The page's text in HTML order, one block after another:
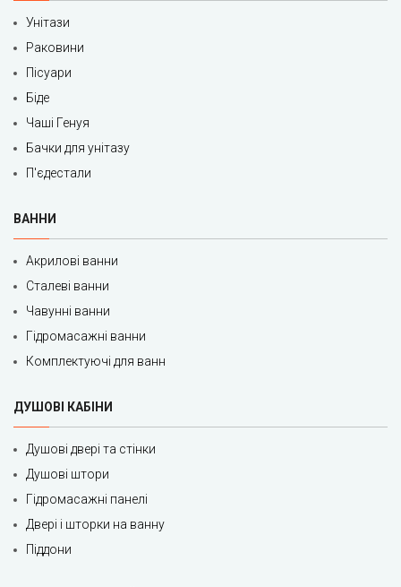
Унітази
Раковини
Пісуари
Біде
Чаші Генуя
Бачки для унітазу
П'єдестали
ВАННИ
Акрилові ванни
Сталеві ванни
Чавунні ванни
Гідромасажні ванни
Комплектуючі для ванн
ДУШОВІ КАБІНИ
Душові двері та стінки
Душові штори
Гідромасажні панелі
Двері і шторки на ванну
Піддони